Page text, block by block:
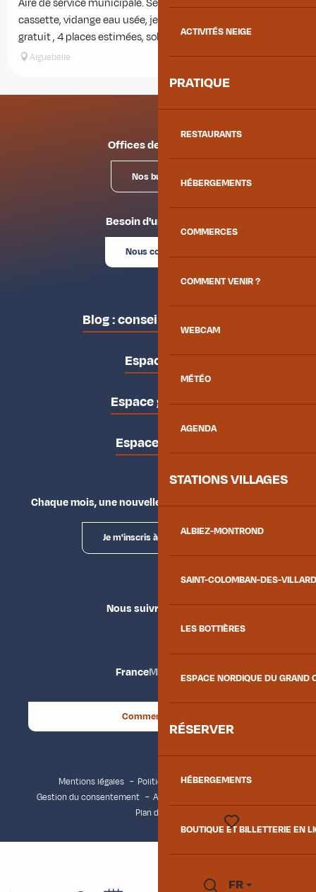
ACTIVITÉS NEIGE
PRATIQUE
RESTAURANTS
HÉBERGEMENTS
COMMERCES
COMMENT VENIR ?
WEBCAM
MÉTÉO
AGENDA
STATIONS VILLAGES
ALBIEZ-MONTROND
SAINT-COLOMBAN-DES-
LES BOTTIÈRES
ESPACE NORDIQUE DU GRAND
RÉSERVER
HÉBERGEMENTS
BOUTIQUE ET BILLETTERIE EN
FR
Aire de service municipale. Services : eau propre, vidange
cassette, vidange eau usée, jeton 2 euros. Nuit : parking
gratuit , 4 places estimées, sol stable.
Aiguebelle
Offices de tourisme
Nos bureaux
Besoin d'un conseil ?
Nous contacter
Blog : conseils des locaux
Espace pro
Espace groupes
Espace presse
Chaque mois, une nouvelle façon d'explorer la vallée.
Je m'inscris à la newsletter
Nous suivre
FranceMaurienne
Comment venir ?
Mentions légales
Politique de confidentialité
Gestion du consentement
Accessibilité : non conforme
Plan du site